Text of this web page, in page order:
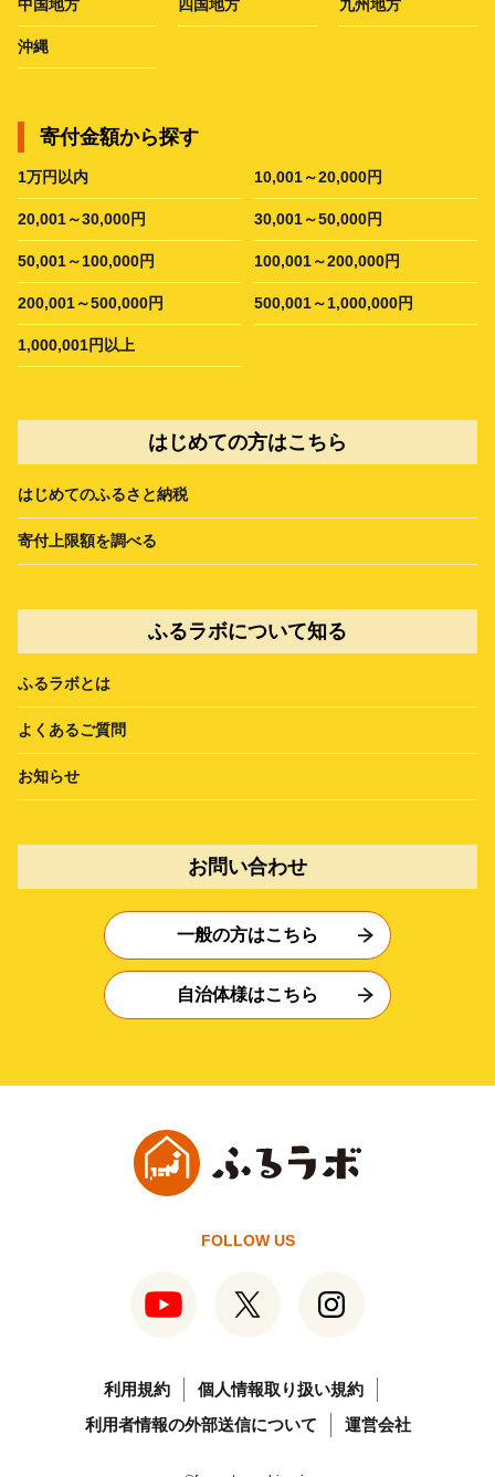
中国地方 四国地方 九州地方
沖縄
寄付金額から探す
1万円以内 10,001～20,000円
20,001～30,000円 30,001～50,000円
50,001～100,000円 100,001～200,000円
200,001～500,000円 500,001～1,000,000円
1,000,001円以上
はじめての方はこちら
はじめてのふるさと納税
寄付上限額を調べる
ふるラボについて知る
ふるラボとは
よくあるご質問
お知らせ
お問い合わせ
一般の方はこちら
自治体様はこちら
FOLLOW US
利用規約
個人情報取り扱い規約
利用者情報の外部送信について
運営会社